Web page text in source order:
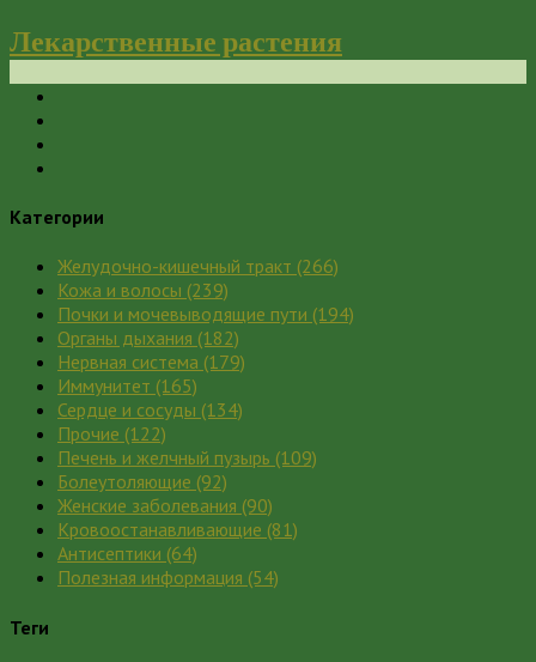
Лекарственные растения
Категории
Желудочно-кишечный тракт (266)
Кожа и волосы (239)
Почки и мочевыводящие пути (194)
Органы дыхания (182)
Нервная система (179)
Иммунитет (165)
Сердце и сосуды (134)
Прочие (122)
Печень и желчный пузырь (109)
Болеутоляющие (92)
Женские заболевания (90)
Кровоостанавливающие (81)
Антисептики (64)
Полезная информация (54)
Теги